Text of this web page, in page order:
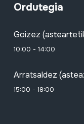
Ordutegia
Goizez
10:00 - 14:00
Arratsaldez
15:00 - 18:00